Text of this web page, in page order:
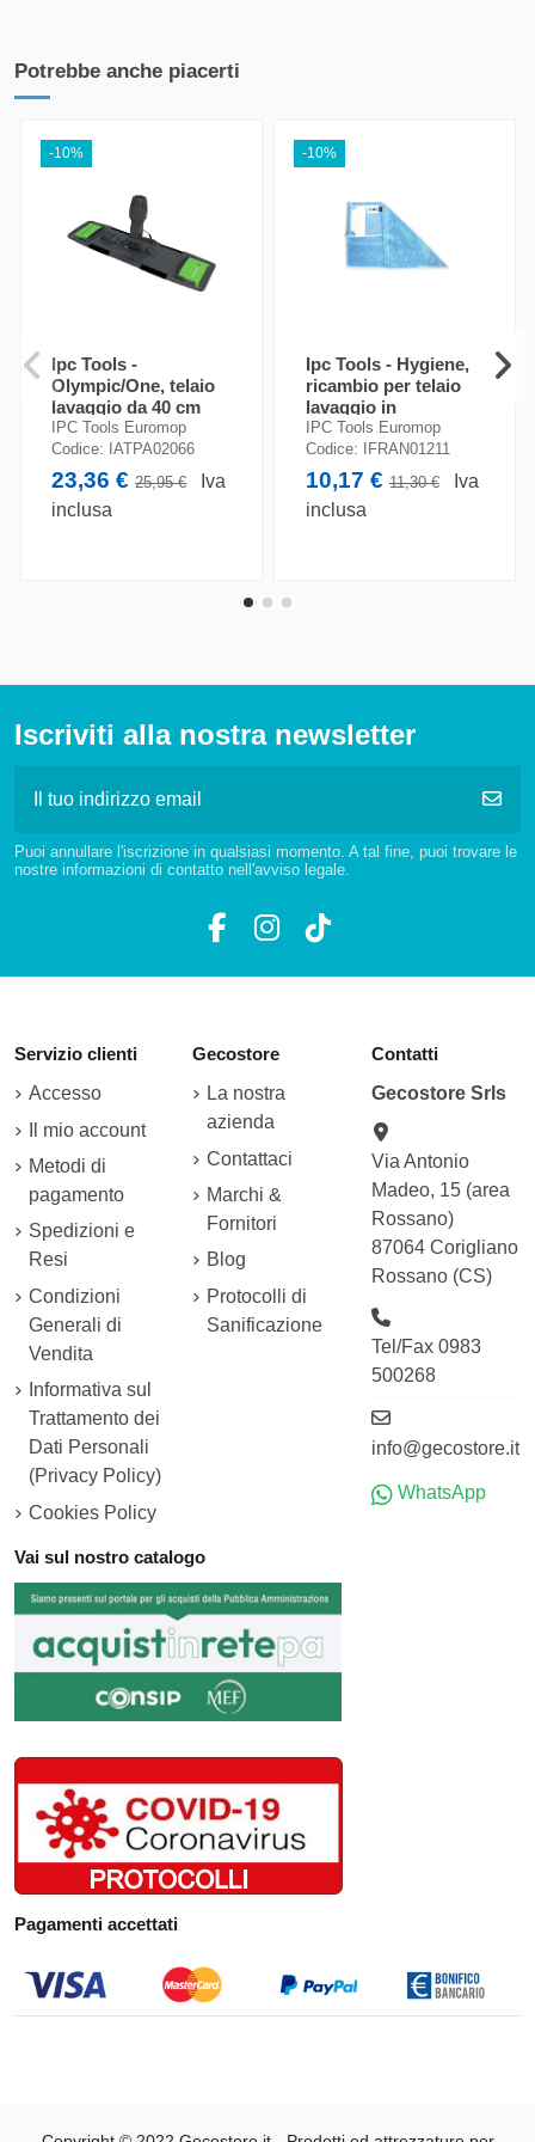
Potrebbe anche piacerti
-10%
Ipc Tools -
Olympic/One, telaio
lavaggio da 40 cm
IPC Tools Euromop
Codice: IATPA02066
23,36 €25,95 €
Iva
inclusa
-10%
Ipc Tools - Hygiene,
ricambio per telaio
lavaggio in
microfibra
alette/tasche da 40
cm
IPC Tools Euromop
Codice:
IFRAN01211
10,17 € 11,30 €
Iva
inclusa
Iscriviti alla nostra newsletter
Puoi annullare l'iscrizione in qualsiasi momento. A tal fine, puoi trovare le
nostre informazioni di contatto nell'avviso legale.
Servizio clienti
Accesso
Il mio account
Metodi di
pagamento
Spedizioni e
Resi
Condizioni
Generali di
Vendita
Informativa sul
Trattamento dei
Dati Personali
(Privacy Policy)
Cookies Policy
Gecostore
La nostra
azienda
Contattaci
Marchi &
Fornitori
Blog
Protocolli di
Sanificazione
Contatti
Gecostore Srls
Via Antonio
Madeo, 15 (area
Rossano)
87064 Corigliano
Rossano (CS)
Tel/Fax 0983
500268
info@gecostore.it
WhatsApp
Vai sul nostro catalogo
Pagamenti accettati